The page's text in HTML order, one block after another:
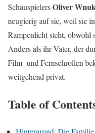
SchauspielersOliver
neugierig auf sie, weil sie
Rampenlicht steht, obwohl
Anders als ihr Vater, der
Film- und Fernsehrollen
weitgehend privat.
Table of